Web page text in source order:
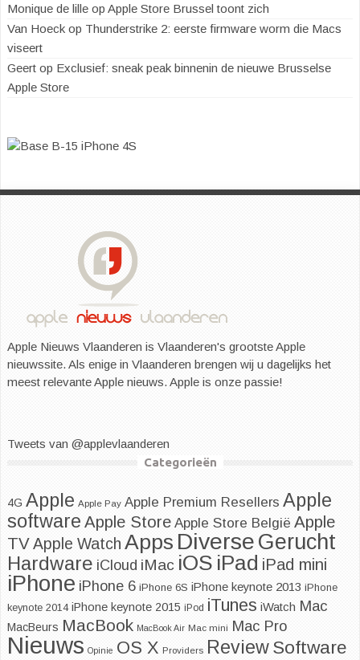
Monique de lille op Apple Store Brussel toont zich
Van Hoeck op Thunderstrike 2: eerste firmware worm die Macs
viseert
Geert op Exclusief: sneak peak binnenin de nieuwe Brusselse
Apple Store
Apple Nieuws Vlaanderen is Vlaanderen's grootste Apple
nieuwssite. Als enige in Vlaanderen brengen wij u dagelijks het
meest relevante Apple nieuws. Apple is onze passie!
Tweets van @applevlaanderen
Categorieën
4G Apple Apple Pay Apple Premium Resellers Apple
software Apple Store Apple Store België Apple
TVApple Watch Apps Diverse Gerucht
Hardware iCloud iMac iOS iPad iPad mini
iPhone iPhone 6 iPhone 6S iPhone keynote 2013 iPhone
keynote 2014 iPhone keynote 2015 iPod iTunes iWatch Mac
MacBeurs MacBook MacBook Air Mac mini Mac Pro
Nieuws Opinie OS X Providers ReviewSoftware